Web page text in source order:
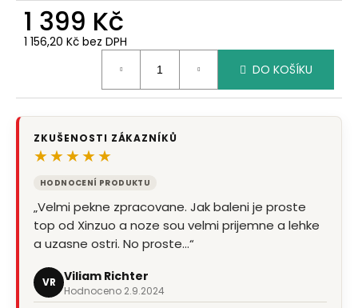
1 399 Kč
1 156,20 Kč bez DPH
DO KOŠÍKU
ZKUŠENOSTI ZÁKAZNÍKŮ
★★★★★
HODNOCENÍ PRODUKTU
„Velmi pekne zpracovane. Jak baleni je proste
top od Xinzuo a noze sou velmi prijemne a lehke
a uzasne ostri. No proste…“
VR Viliam Richter
Hodnoceno 2.9.2024